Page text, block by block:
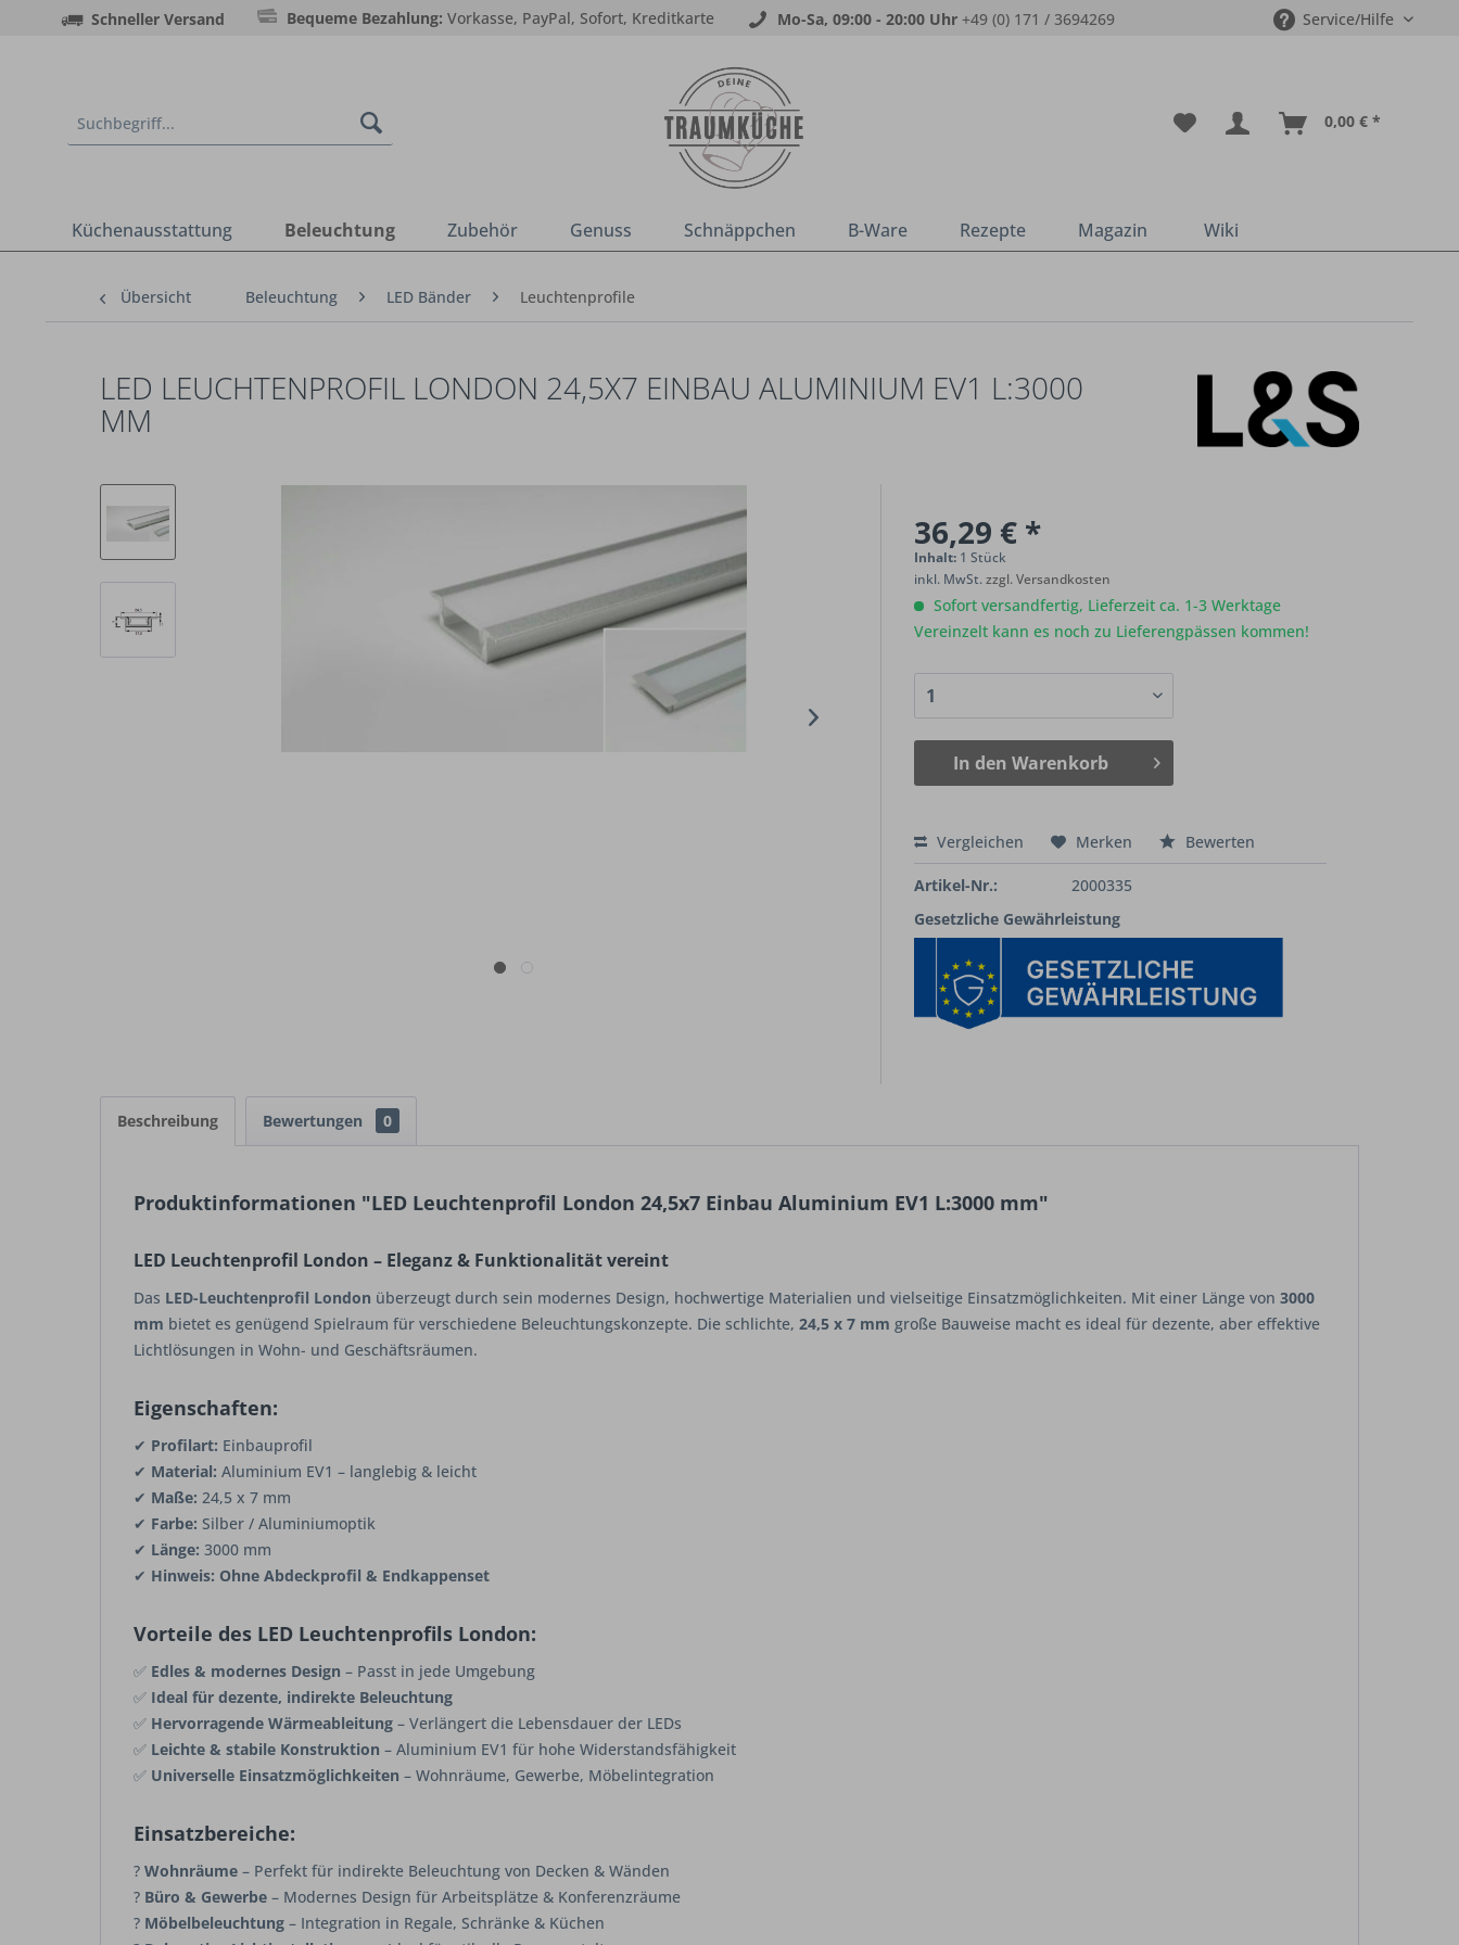
Schneller Versand Bequeme Bezahlung: Vorkasse, PayPal, Sofort, Kreditkarte Mo-Sa, 09:00 - 20:00 Uhr +49 (0) 171 / 3694269 Service/Hilfe
0,00 € *
Küchenausstattung Beleuchtung Zubehör Genuss Schnäppchen B-Ware Rezepte Magazin Wiki
Übersicht Beleuchtung LED Bänder Leuchtenprofile
LED LEUCHTENPROFIL LONDON 24,5X7 EINBAU ALUMINIUM EV1 L:3000
MM
36,29 € *
Inhalt: 1 Stück
inkl. MwSt.zzgl. Versandkosten
Sofort versandfertig, Lieferzeit ca. 1-3 Werktage
Vereinzelt kann es noch zu Lieferengpässen kommen!
In den Warenkorb
Vergleichen Merken Bewerten
Artikel-Nr.:
2000335
Gesetzliche Gewährleistung
Beschreibung Bewertungen 0
Produktinformationen "LED Leuchtenprofil London 24,5x7 Einbau Aluminium EV1 L:3000 mm"
LED Leuchtenprofil London – Eleganz & Funktionalität vereint
Das LED-Leuchtenprofil London überzeugt durch sein modernes Design, hochwertige Materialien und vielseitige Einsatzmöglichkeiten. Mit einer Länge von 3000
mm bietet es genügend Spielraum für verschiedene Beleuchtungskonzepte. Die schlichte, 24,5 x 7 mm große Bauweise macht es ideal für dezente, aber effektive
Lichtlösungen in Wohn- und Geschäftsräumen.
Eigenschaften:
✔ Profilart: Einbauprofil
✔ Material: Aluminium EV1 – langlebig & leicht
✔ Maße: 24,5 x 7 mm
✔ Farbe: Silber / Aluminiumoptik
✔ Länge: 3000 mm
✔ Hinweis: Ohne Abdeckprofil & Endkappenset
Vorteile des LED Leuchtenprofils London:
✅ Edles & modernes Design – Passt in jede Umgebung
✅ Ideal für dezente, indirekte Beleuchtung
✅ Hervorragende Wärmeableitung – Verlängert die Lebensdauer der LEDs
✅ Leichte & stabile Konstruktion – Aluminium EV1 für hohe Widerstandsfähigkeit
✅ Universelle Einsatzmöglichkeiten – Wohnräume, Gewerbe, Möbelintegration
Einsatzbereiche:
? Wohnräume – Perfekt für indirekte Beleuchtung von Decken & Wänden
? Büro & Gewerbe – Modernes Design für Arbeitsplätze & Konferenzräume
?️ Möbelbeleuchtung – Integration in Regale, Schränke & Küchen